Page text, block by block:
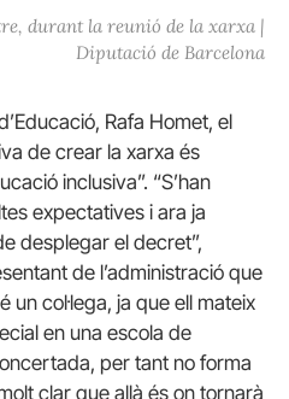
durant la reunió de la xarxa |
Diputació de Barcelona
Rafa Homet, el
de crear la xarxa és
inclusiva”. “S’han
expectatives i ara ja
desplegar el decret”,
de l’administració que
col·lega, ja que ell mateix
en una escola de
per tant no forma
clar que allà és on tornarà